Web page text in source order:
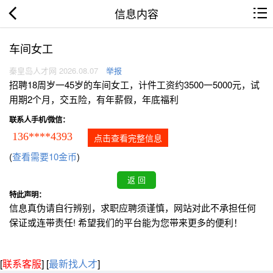
信息内容
车间女工
秦皇岛人才网 2026.08.07 举报
招聘18周岁一45岁的车间女工，计件工资约3500一5000元，试
用期2个月，交五险，有年薪假，年底福利
联系人手机/微信：
136****4393 点击查看完整信息
(查看需要10金币)
特此声明：
信息真伪请自行辨别，求职应聘须谨慎，网站对此不承担任何
保证或连带责任! 希望我们的平台能为您带来更多的便利！
[联系客服] [最新找人才]